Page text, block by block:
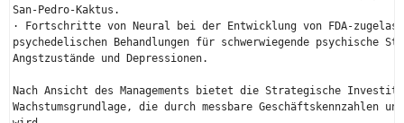
San-Pedro-Kaktus.
· Fortschritte von Neural bei der Entwicklung von FDA-
psychedelischen Behandlungen für schwerwiegende psychische
Angstzustände und Depressionen.
Nach Ansicht des Managements bietet die Strategische
Wachstumsgrundlage, die durch messbare Geschäftskennzahlen